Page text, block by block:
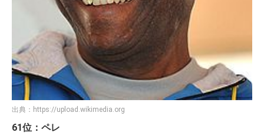
出典： https://upload.wikimedia.org
61位：ペレ